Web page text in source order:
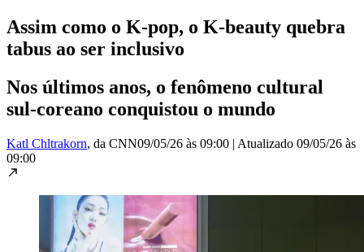
Assim como o K-pop, o K-beauty quebra
tabus ao ser inclusivo
Nos últimos anos, o fenômeno cultural
sul-coreano conquistou o mundo
Katl Chltrakorn, da CNN09/05/26 às 09:00 | Atualizado 09/05/26 às
09:00